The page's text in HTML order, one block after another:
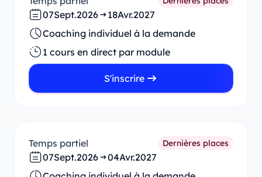
07Sept.2026 18Avr.2027
Coaching individuel à la demande
1 cours en direct par module
S'inscrire
Temps partiel Dernières places
07Sept.2026 04Avr.2027